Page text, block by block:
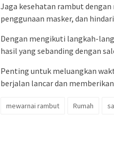
Jaga kesehatan rambut
penggunaan masker, dan
Dengan mengikuti langkah-
hasil yang sebanding dengan
Penting untuk meluangkan
berjalan lancar dan
mewarnai rambut Rumah